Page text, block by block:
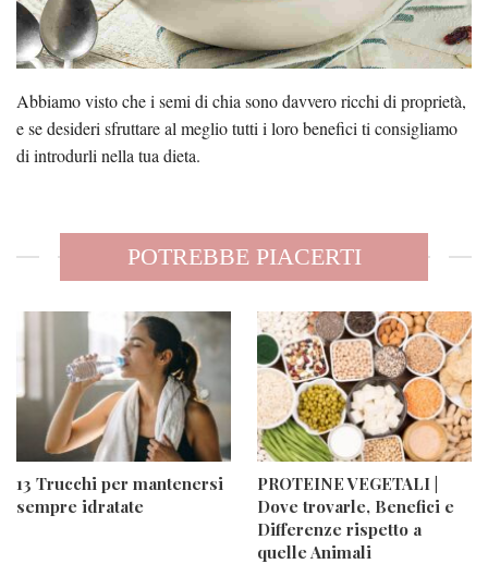
Abbiamo visto che i semi di chia sono davvero ricchi di proprietà,
e se desideri sfruttare al meglio tutti i loro benefici ti consigliamo
di introdurli nella tua dieta.
POTREBBE PIACERTI
13 Trucchi per mantenersi
sempre idratate
PROTEINE VEGETALI |
Dove trovarle, Benefici e
Differenze rispetto a
quelle Animali